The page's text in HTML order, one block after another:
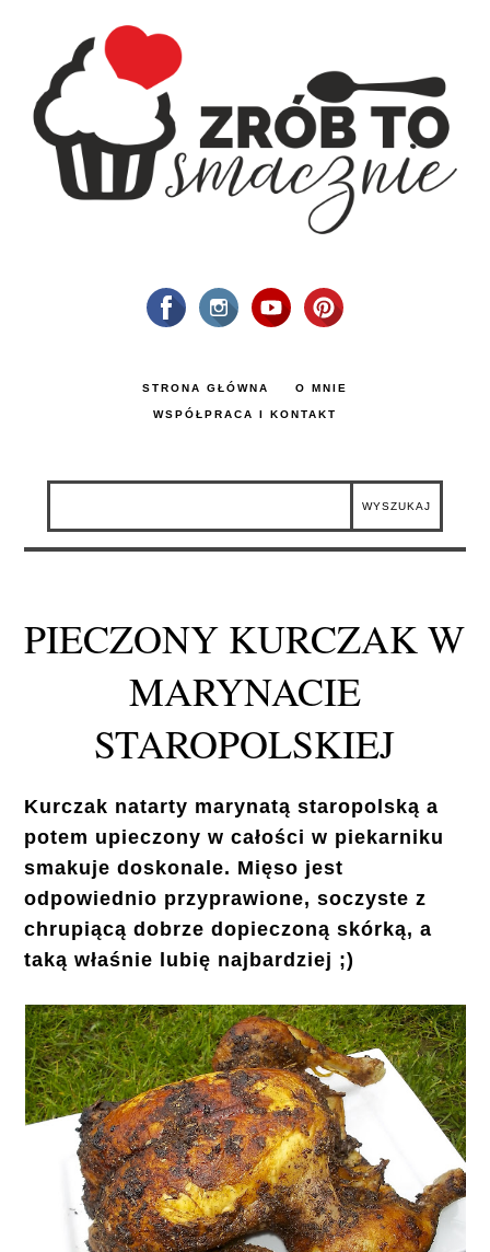
STRONA GŁÓWNA O MNIE
WSPÓŁPRACA I KONTAKT
PIECZONY KURCZAK W
MARYNACIE
STAROPOLSKIEJ
Kurczak natarty marynatą staropolską a
potem upieczony w całości w piekarniku
smakuje doskonale. Mięso jest
odpowiednio przyprawione, soczyste z
chrupiącą dobrze dopieczoną skórką, a
taką właśnie lubię najbardziej ;)